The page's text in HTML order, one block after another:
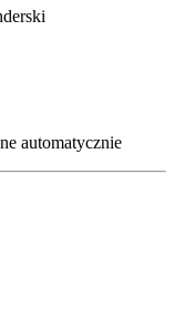
automatycznie